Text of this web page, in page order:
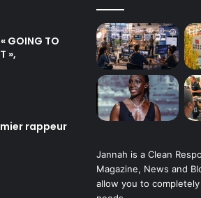
GOING TO
»,
rappeur
Jannah is a Clean
Magazine, News and
allow you to